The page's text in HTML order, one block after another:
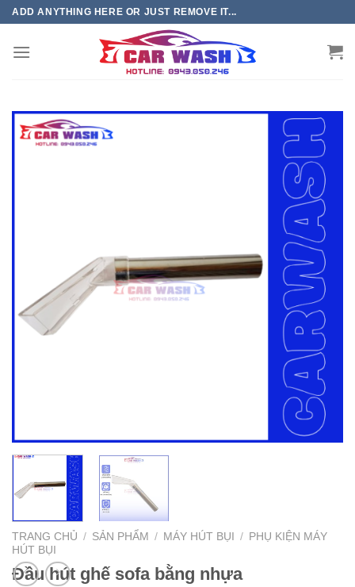
Chuyển
phần
ADD ANYTHING HERE OR JUST REMOVE IT...
TRANG CHỦ / SẢN PHẨM / MÁY HÚT BỤI / PHỤ KIỆN MÁY
HÚT BỤI
Đầu hút ghế sofa bằng nhựa